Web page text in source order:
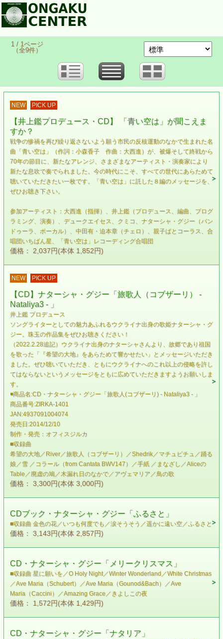
1 / 1ページ
（全9件）
NEW PICK UP
【井上鑑プロデュース・CD】 「青い空は」が聞こえま
すか？
戦争の惨禍を再び繰り返さないよう願う市民の反核運動のなかで生まれた名
曲「青い空は」（作詞：小森香子 作曲：大西進）が、被爆そして終戦から
70年の節目に、新たなアレンジ、さまざまなアーティスト・演奏家により
新たな息吹で奏でられました。今の時代にこそ、すべての世代にあらためて
聴いていただきたい一枚です。「青い空は」に託した８編のメッセージを、
ぜひお聴き下さい。
参加アーティスト：大西進（指揮）、井上鑑（プロデュース、編曲、プログ
ラミング、演奏）、デュークエイセス、クミコ、ナターシャ・グジー（バン
ドゥーラ、ボーカル）、中田有・迫本章（チェロ）、親子ばとコーラス、合
唱団いちばん星、「青い空は」レコーディング合唱団
価格： 2,037円(本体 1,852円)
NEW PICK UP
【CD】ナターシャ・グジー「旅歌人（コブザーリ） -
Nataliya3 - 」
井上鑑 プロデュース
ソングライターとしての魅力あふれるウクライナ出身の歌姫ナターシャ・グ
ジー。珠玉の作品集をぜひお聴きください！
（2022.2.28追記）ウクライナ出身のナターシャさんより、故郷であり祖国
を歌った「『希望の大地』をあらためて響かせたい」とメッセージいただき
ました。ぜひ聴いていただき、ともにウクライナへのこれ以上の侵略を許し
てはならないというメッセージをともに広めていただきますようお願いしま
す。
◾️商品名:CD・ナターシャ・グジー「旅歌人(コブザーリ) - Nataliya3 - 」
商品番号:ZIRKA-1401
JAN:4937091004074
発売日:2014/12/10
制作・発売：オフィスジルカ
■収録曲
希望の大地／River／旅歌人（コブザーリ）／Shedrik／マチュピチュ／踊る
娘／雪 ／コラール（from Cantata BWV147）／手紙 ／まなざし／Aliceの
Table／廃虚の鳩／木漏れ日のなかで／アヴェマリア／鳥の歌
価格： 3,300円(本体 3,000円)
CDブック・ナターシャ・グジー「ふるさと」
■収録曲 金色の花／いつも何度でも／涙そうそう／遥かに遠い空／ふるさと
価格： 3,143円(本体 2,857円)
CD・ナターシャ・グジー「メリークリスマス」
■収録曲 星に願いを／O Holy Night／Winter Wonderland／White Christmas
／Ave Maria（Schubert）／Ave Maria（Gounod&Bach）／Ave
Maria（Caccini）／Amazing Grace／きよしこの夜
価格： 1,572円(本体 1,429円)
CD・ナターシャ・グジー「ナタリア」